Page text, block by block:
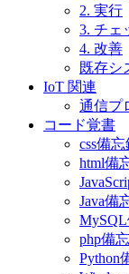
2. 実行
3. チェ
4. 改善
既存シ
IoT 関連
通信プ
コード覚書
css備忘
html備
Java備
php備
Python